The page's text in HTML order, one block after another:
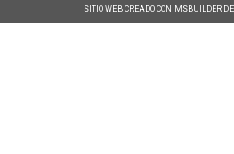
SITIO WEB CREADO CON MSBUILDER